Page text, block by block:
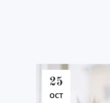
25
OCT